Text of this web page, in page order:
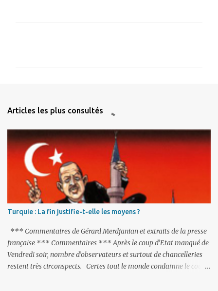
n
i
Articles les plus consultés
Turquie : La fin justifie-t-elle les moyens ?
*** Commentaires de Gérard Merdjanian et extraits de la presse
française *** Commentaires *** Après le coup d’Etat manqué de
Vendredi soir, nombre d’observateurs et surtout de chancelleries
restent très circonspects. Certes tout le monde condamne le coup